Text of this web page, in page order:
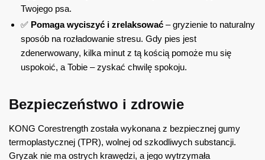
Twojego psa.
✅ Pomaga wyciszyć i zrelaksować – gryzienie to naturalny
sposób na rozładowanie stresu. Gdy pies jest
zdenerwowany, kilka minut z tą kością pomoże mu się
uspokoić, a Tobie – zyskać chwilę spokoju.
Bezpieczeństwo i zdrowie
KONG Corestrength została wykonana z bezpiecznej gumy
termoplastycznej (TPR), wolnej od szkodliwych substancji.
Gryzak nie ma ostrych krawędzi, a jego wytrzymała